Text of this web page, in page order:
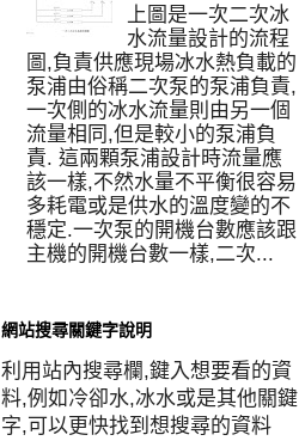
上圖是一次二次冰
水流量設計的流程
圖,負責供應現場冰水熱負載的
泵浦由俗稱二次泵的泵浦負責,
一次側的冰水流量則由另一個
流量相同,但是較小的泵浦負
責. 這兩顆泵浦設計時流量應
該一樣,不然水量不平衡很容易
多耗電或是供水的溫度變的不
穩定.一次泵的開機台數應該跟
主機的開機台數一樣,二次...
網站搜尋關鍵字說明
利用站內搜尋欄,鍵入想要看的資
料,例如冷卻水,冰水或是其他關鍵
字,可以更快找到想搜尋的資料